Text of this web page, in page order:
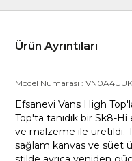
Ürün Ayrıntıları
Model Numarası :
Efsanevi Vans High
Top'ta tanıdık bir Sk8-
ve malzeme ile üretildi.
sağlam kanvas ve süet